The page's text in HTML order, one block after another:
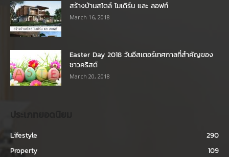
สร้างบ้านสไตล์ โมเดิร์น และ ลอฟท์
March 16, 2018
Easter Day 2018 วันอีสเตอร์เทศกาลที่สำคัญของ
ชาวคริสต์
March 20, 2018
Lifestyle
290
Property
109